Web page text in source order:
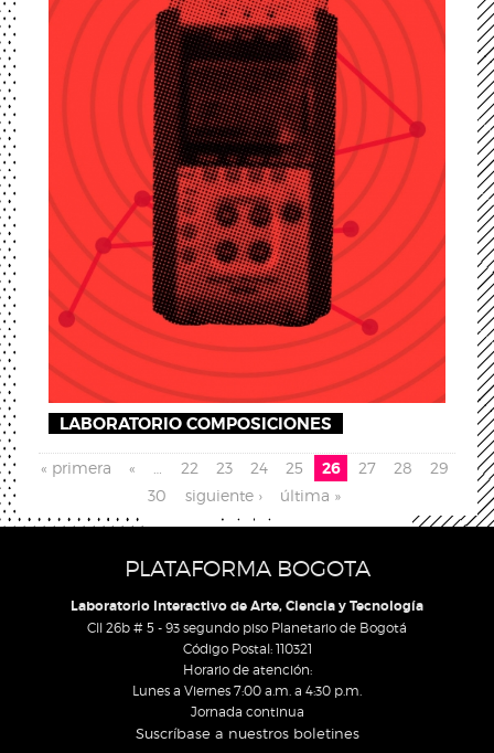
LABORATORIO COMPOSICIONES
Páginas
« primera « 22 23 24 25 26 27 28
29
30
siguiente › última »
PLATAFORMA BOGOTA
Laboratorio Interactivo de Arte, Ciencia y Tecnología
Cll 26b # 5 - 93 segundo piso Planetario de Bogotá
Código Postal: 110321
Horario de atención:
Lunes a Viernes 7:00 a.m. a 4:30 p.m.
Jornada continua
Suscríbase a nuestros boletines